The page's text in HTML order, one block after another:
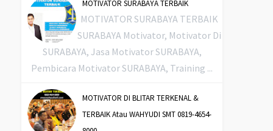
MOTIVATOR SURABAYA TERBAIK
MOTIVATOR SURABAYA TERBAIK
SURABAYA Motivator, Motivator Di
SURABAYA, Jasa Motivator SURABAYA,
Pembicara Motivator SURABAYA, Training ...
MOTIVATOR DI BLITAR TERKENAL &
TERBAIK Atau WAHYUDI SMT 0819-4654-